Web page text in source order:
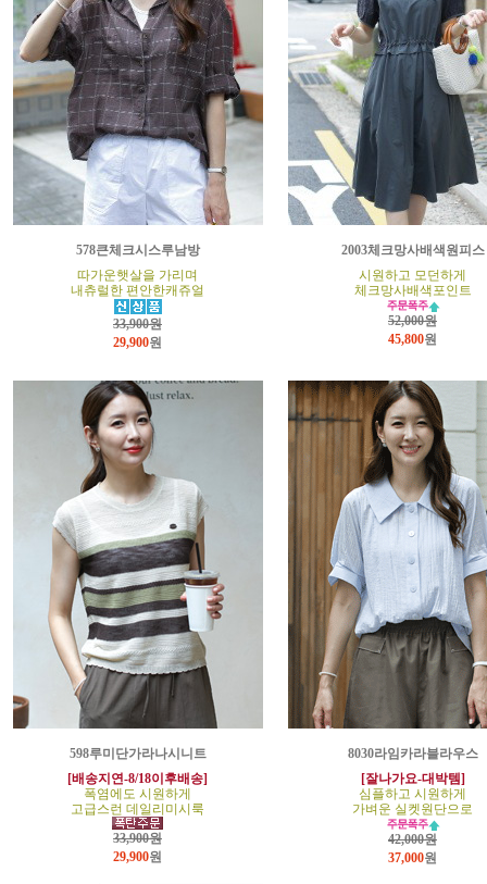
578큰체크시스루남방
따가운햇살을 가리며
내츄럴한 편안한캐쥬얼
33,900원
29,900원
2003체크망사배색원피스
시원하고 모던하게
체크망사배색포인트
52,000원
45,800원
598루미단가라나시니트
[배송지연-8/18이후배송]
폭염에도 시원하게
고급스런 데일리미시룩
33,900원
29,900원
8030라임카라블라우스
[잘나가요-대박템]
심플하고 시원하게
가벼운 실켓원단으로
42,000원
37,000원